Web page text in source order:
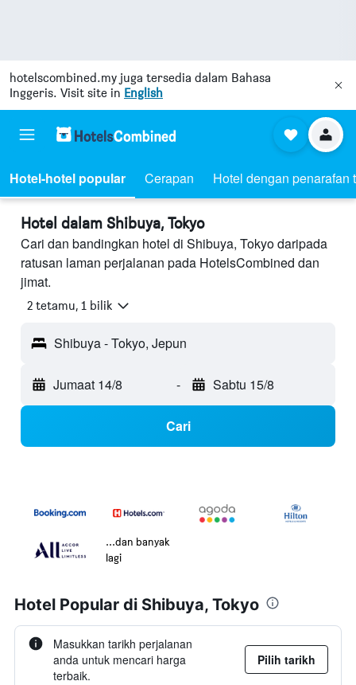
hotelscombined.my juga tersedia dalam Bahasa
Inggeris. Visit site in English
Hotel-hotel popular Cerapan Hotel dengan penarafan
Hotel dalam Shibuya, Tokyo
Cari dan bandingkan hotel di Shibuya, Tokyo daripada
ratusan laman perjalanan pada HotelsCombined dan
jimat.
2 tetamu, 1 bilik
Shibuya - Tokyo, Jepun
Jumaat 14/8 - Sabtu 15/8
Cari
...dan banyak
lagi
Hotel Popular di Shibuya, Tokyo
Masukkan tarikh perjalanan
anda untuk mencari harga
terbaik.
Pilih tarikh